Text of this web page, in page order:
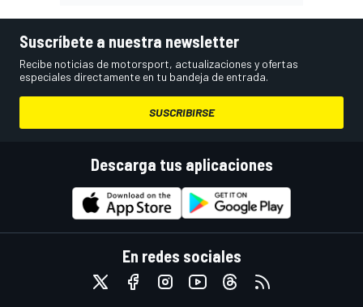
Suscríbete a nuestra newsletter
Recibe noticias de motorsport, actualizaciones y ofertas
especiales directamente en tu bandeja de entrada.
SUSCRIBIRSE
Descarga tus aplicaciones
En redes sociales